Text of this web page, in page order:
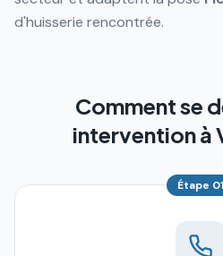
d'huisserie rencontrée.
Comment se
intervention à
Étape 01